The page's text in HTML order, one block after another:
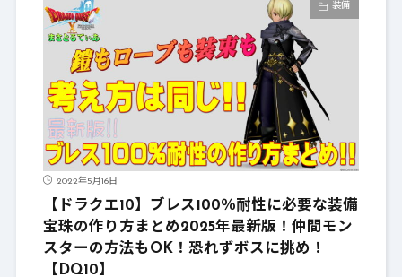
装備
2022年5月16日
【ドラクエ10】ブレス100％耐性に必要な装備
宝珠の作り方まとめ2025年最新版！仲間モン
スターの方法もOK！恐れずボスに挑め！
【DQ10】